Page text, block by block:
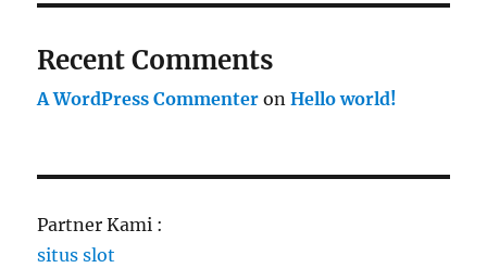
Recent Comments
A WordPress Commenter onHello world!
Partner Kami :
situs slot